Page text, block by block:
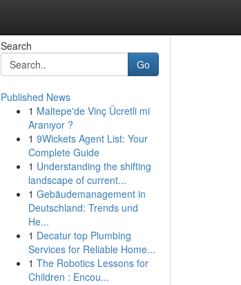
Search
Go
Published News
1 Maltepe'de Vinç Ücretli mi
Aranıyor ?
1 9Wickets Agent List: Your
Complete Guide
1 Understanding the shifting
landscape of current...
1 Gebäudemanagement in
Deutschland: Trends und
He...
1 Decatur top Plumbing
Services for Reliable Home...
1 The Robotics Lessons for
Children : Encou...